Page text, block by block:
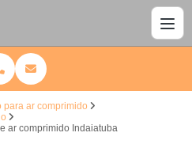
para ar comprimido
ar comprimido Indaiatuba